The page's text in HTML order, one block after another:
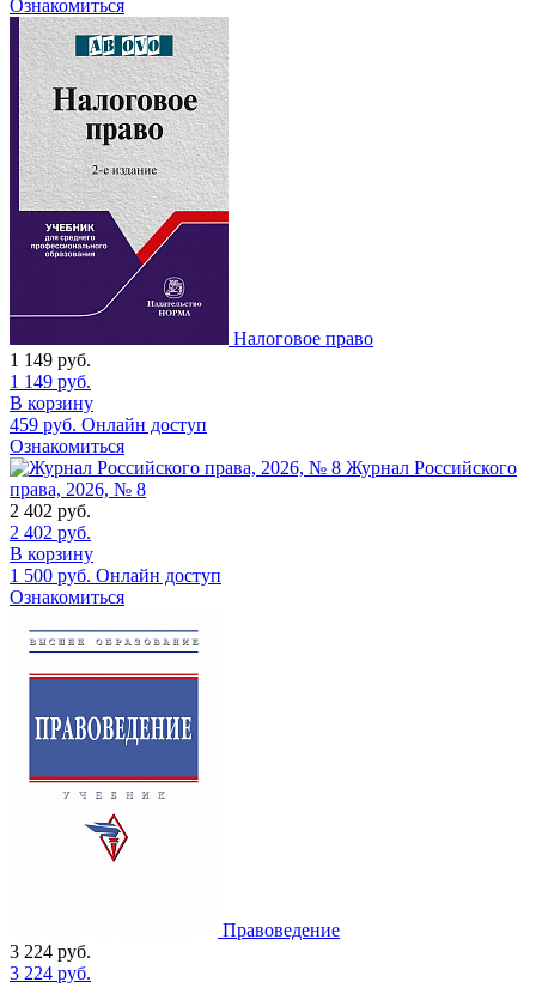
Ознакомиться
Налоговое право
1 149 руб.
1 149 руб.
В корзину
459 руб. Онлайн доступ
Ознакомиться
Журнал Российского
права, 2026, № 8
2 402 руб.
2 402 руб.
В корзину
1 500 руб. Онлайн доступ
Ознакомиться
Правоведение
3 224 руб.
3 224 руб.